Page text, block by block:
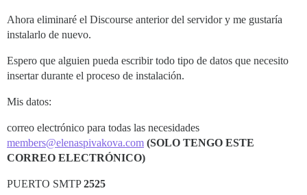
Ahora eliminaré el Discourse anterior del servidor y me gustaría
instalarlo de nuevo.
Espero que alguien pueda escribir todo tipo de datos que necesito
insertar durante el proceso de instalación.
Mis datos:
correo electrónico para todas las necesidades
members@elenaspivakova.com (SOLO TENGO ESTE
CORREO ELECTRÓNICO)
PUERTO SMTP2525